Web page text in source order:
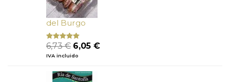
del Burgo
Valorado
con
de
5
6,73€ El
precio
era:
6,05 €El
IVA incluido